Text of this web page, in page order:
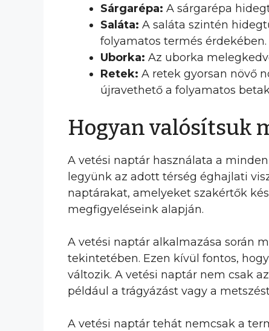
Sárgarépa: A sárgarépa
Saláta: A saláta szintén
folyamatos termés érdekében.
Uborka: Az uborka
Retek: A retek gyorsan növő
újravethető a folyamatos
Hogyan valósítsuk
A vetési naptár használata a
legyünk az adott térség éghajlati
naptárakat, amelyeket szakértők
megfigyeléseink alapján.
A vetési naptár alkalmazása során
tekintetében. Ezen kívül fontos,
változik. A vetési naptár nem csak
például a trágyázást vagy a
A vetési naptár tehát nemcsak a